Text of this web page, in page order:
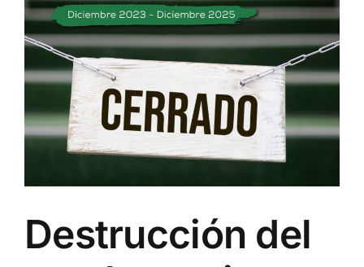
Destrucción del